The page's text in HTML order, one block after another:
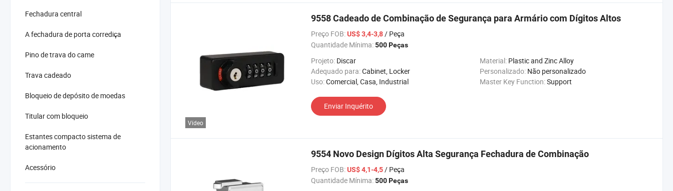
Fechadura central
A fechadura de porta corrediça
Pino de trava do came
Trava cadeado
Bloqueio de depósito de moedas
Titular com bloqueio
Estantes compacto sistema de
acionamento
Acessório
Vídeo
9558 Cadeado de Combinação de Segurança para Armário com Dígitos Altos
Preço FOB:US$ 3,4-3,8/ Peça
Quantidade Mínima:500 Peças
Projeto: Discar Material: Plastic and Zinc Alloy
Adequado para:Cabinet, Locker Personalizado: Não personalizado
Uso:Comercial, Casa, Industrial Master Key Function:Support
Enviar Inquérito
9554 Novo Design Dígitos Alta Segurança Fechadura de Combinação
Preço FOB:US$ 4,1-4,5/ Peça
Quantidade Mínima:500 Peças